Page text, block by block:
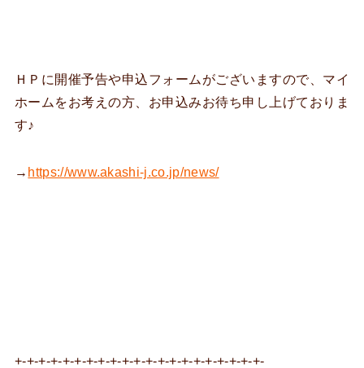
ＨＰに開催予告や申込フォームがございますので、マイ
ホームをお考えの方、お申込みお待ち申し上げておりま
す♪
→ https://www.akashi-j.co.jp/news/
+-+-+-+-+-+-+-+-+-+-+-+-+-+-+-+-+-+-+-+-+-